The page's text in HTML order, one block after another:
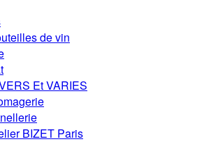
de vin
Et VARIES
BIZET Paris